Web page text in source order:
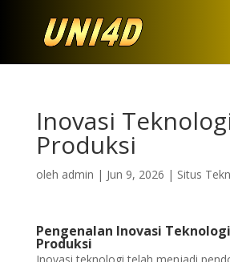
Inovasi
Produksi
oleh admin | Jun 9, 2026 | Situs
Pengenalan Inovasi
Produksi